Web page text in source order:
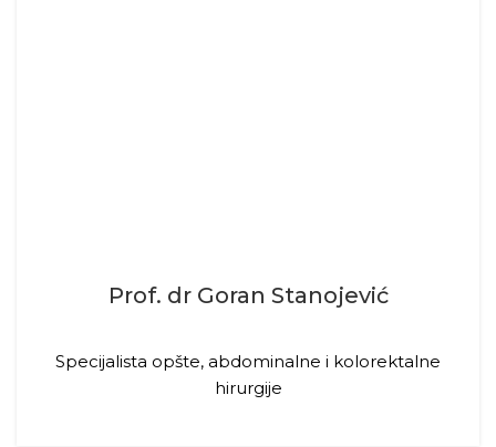
Prof. dr Goran Stanojević
Specijalista opšte, abdominalne i kolorektalne
hirurgije